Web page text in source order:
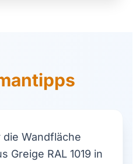
Wandfläche
Greige RAL 1019 in